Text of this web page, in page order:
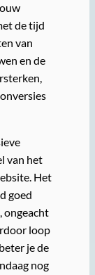
de tijd
van
en de
van het
Het
goed
ongeacht
loop
je de
nog